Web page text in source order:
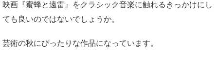
映画『蜜蜂と遠雷』をクラシック音楽に触れるきっかけにし
ても良いのではないでしょうか。
芸術の秋にぴったりな作品になっています。